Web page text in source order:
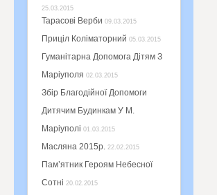
25.03.2015
Тарасові Верби 09.03.2015
Приціл Коліматорний 05.03.2015
Гуманітарна Допомога Дітям З
Маріуполя 02.03.2015
Збір Благодійної Допомоги
Дитячим Будинкам У М.
Маріуполі 01.03.2015
Масляна 2015р. 22.02.2015
Пам’ятник Героям Небесної
Сотні 20.02.2015